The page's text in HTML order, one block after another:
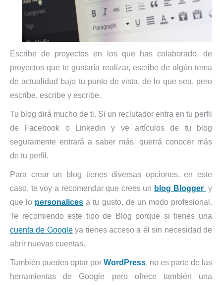
Escribe de proyectos en los que has colaborado, de
proyectos que te gustaría realizar, escribe de algún tema
de actualidad bajo tu punto de vista, de lo que sea, pero
escribe, escribe y escribe.
Tu blog dirá mucho de ti. Si un reclutador entra en tu perfil
de Facebook o Linkedin y ve artículos de tu blog
seguramente entrará a saber más, querrá conocer más
de tu perfil.
Para crear un blog tienes diversas opciones, en este
caso, te voy a recomendar que crees un blog Blogger y
que lo personalices a tu gusto, de un modo profesional.
Te recomiendo este tipo de Blog porque si tienes una
cuenta de Googleya tienes acceso a él sin necesidad de
abrir nuevas cuentas.
También puedes optar por WordPress, no es parte de las
herramientas de Google pero ofrece también una